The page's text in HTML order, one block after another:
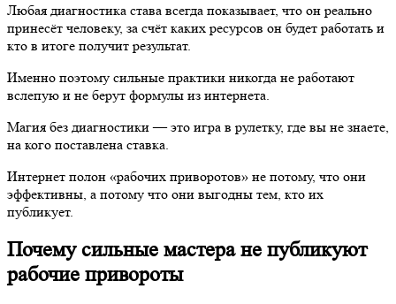
Любая диагностика става всегда показывает, что он реально
принесёт человеку, за счёт каких ресурсов он будет работать и
кто в итоге получит результат.
Именно поэтому сильные практики никогда не работают
вслепую и не берут формулы из интернета.
Магия без диагностики — это игра в рулетку, где вы не знаете,
на кого поставлена ставка.
Интернет полон «рабочих приворотов» не потому, что они
эффективны, а потому что они выгодны тем, кто их
публикует.
Почему сильные мастера не публикуют
рабочие привороты